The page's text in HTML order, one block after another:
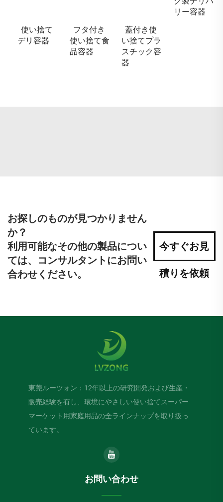
リー容器
使い捨て
デリ容器
フタ付き
使い捨て食
品容器
蓋付き使
い捨てプラ
スチック容
器
お探しのものが見つかりません
か？
利用可能なその他の製品につい
ては、コンサルタントにお問い
合わせください。
今すぐお見
積りを依頼
東莞ルーツォン：12年以上の研究開発および生産・
販売経験を有し、環境にやさしい使い捨てスーパー
マーケット用家庭用品の全ラインナップを取り扱っ
ています。
お問い合わせ